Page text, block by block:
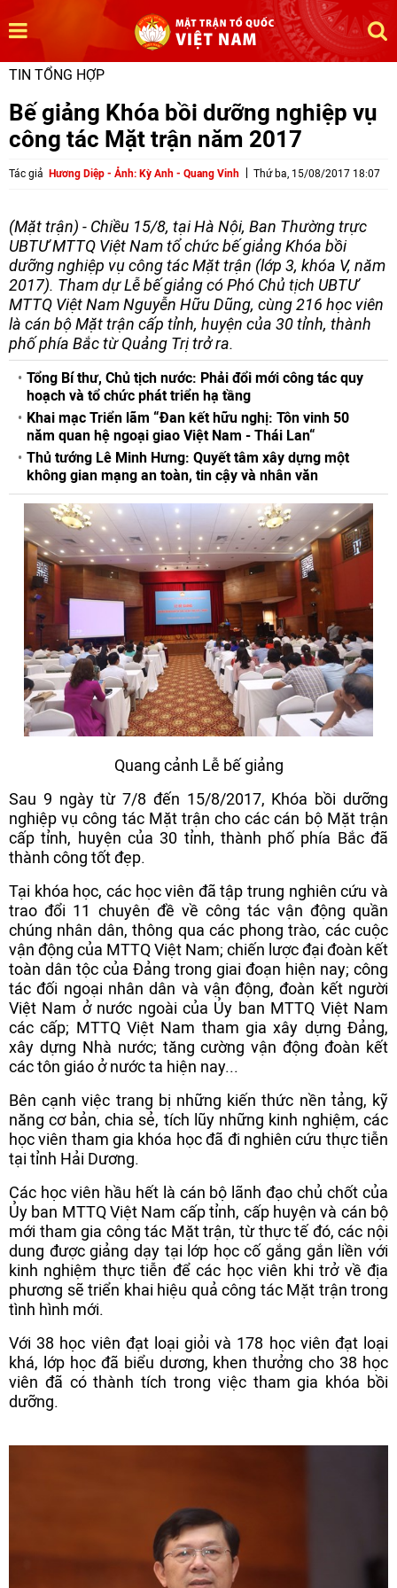
TIN TỔNG HỢP
Bế giảng Khóa bồi dưỡng nghiệp vụ
công tác Mặt trận năm 2017
Tác giả Hương Diệp - Ảnh: Kỳ Anh - Quang Vinh Thứ ba, 15/08/2017 18:07
(Mặt trận) - Chiều 15/8, tại Hà Nội, Ban Thường trực
UBTƯ MTTQ Việt Nam tổ chức bế giảng Khóa bồi
dưỡng nghiệp vụ công tác Mặt trận (lớp 3, khóa V, năm
2017). Tham dự Lễ bế giảng có Phó Chủ tịch UBTƯ
MTTQ Việt Nam Nguyễn Hữu Dũng, cùng 216 học viên
là cán bộ Mặt trận cấp tỉnh, huyện của 30 tỉnh, thành
phố phía Bắc từ Quảng Trị trở ra.
Tổng Bí thư, Chủ tịch nước: Phải đổi mới công tác quy
hoạch và tổ chức phát triển hạ tầng
Khai mạc Triển lãm “Đan kết hữu nghị: Tôn vinh 50
năm quan hệ ngoại giao Việt Nam - Thái Lan“
Thủ tướng Lê Minh Hưng: Quyết tâm xây dựng một
không gian mạng an toàn, tin cậy và nhân văn
Quang cảnh Lễ bế giảng
Sau 9 ngày từ 7/8 đến 15/8/2017, Khóa bồi dưỡng
nghiệp vụ công tác Mặt trận cho các cán bộ Mặt trận
cấp tỉnh, huyện của 30 tỉnh, thành phố phía Bắc đã
thành công tốt đẹp.
Tại khóa học, các học viên đã tập trung nghiên cứu và
trao đổi 11 chuyên đề về công tác vận động quần
chúng nhân dân, thông qua các phong trào, các cuộc
vận động của MTTQ Việt Nam; chiến lược đại đoàn kết
toàn dân tộc của Đảng trong giai đoạn hiện nay; công
tác đối ngoại nhân dân và vận động, đoàn kết người
Việt Nam ở nước ngoài của Ủy ban MTTQ Việt Nam
các cấp; MTTQ Việt Nam tham gia xây dựng Đảng,
xây dựng Nhà nước; tăng cường vận động đoàn kết
các tôn giáo ở nước ta hiện nay...
Bên cạnh việc trang bị những kiến thức nền tảng, kỹ
năng cơ bản, chia sẻ, tích lũy những kinh nghiệm, các
học viên tham gia khóa học đã đi nghiên cứu thực tiễn
tại tỉnh Hải Dương.
Các học viên hầu hết là cán bộ lãnh đạo chủ chốt của
Ủy ban MTTQ Việt Nam cấp tỉnh, cấp huyện và cán bộ
mới tham gia công tác Mặt trận, từ thực tế đó, các nội
dung được giảng dạy tại lớp học cố gắng gắn liền với
kinh nghiệm thực tiễn để các học viên khi trở về địa
phương sẽ triển khai hiệu quả công tác Mặt trận trong
tình hình mới.
Với 38 học viên đạt loại giỏi và 178 học viên đạt loại
khá, lớp học đã biểu dương, khen thưởng cho 38 học
viên đã có thành tích trong việc tham gia khóa bồi
dưỡng.